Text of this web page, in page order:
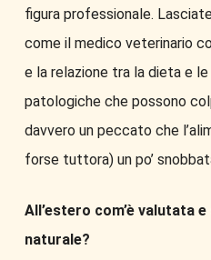
figura professionale.
come il medico veterinario
e la relazione tra la dieta e
patologiche che possono
davvero un peccato che
forse tuttora) un po’
All’estero com’è valutata
naturale?